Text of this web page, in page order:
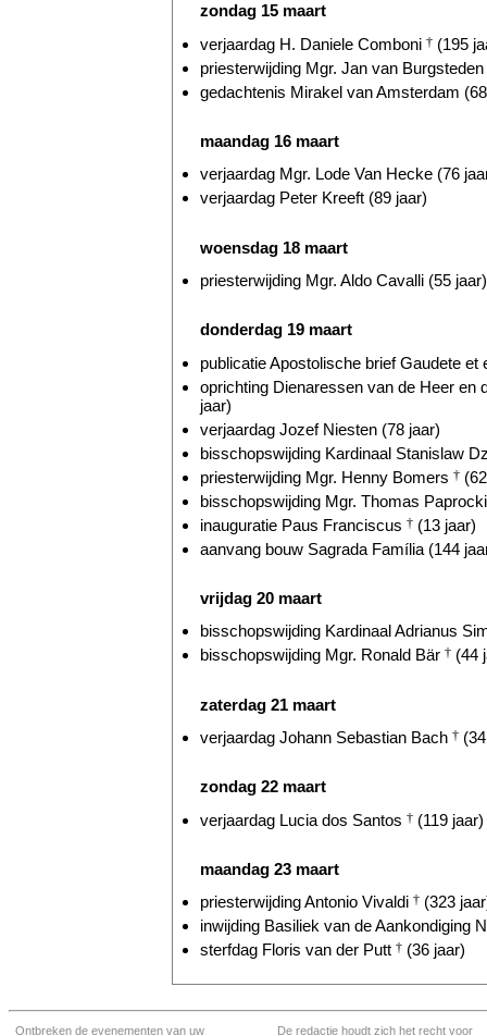
zondag 15 maart
verjaardag H. Daniele Comboni † (195
priesterwijding Mgr. Jan van
gedachtenis Mirakel van Amsterdam
maandag 16 maart
verjaardag Mgr. Lode Van Hecke (76
verjaardag Peter Kreeft (89 jaar)
woensdag 18 maart
priesterwijding Mgr. Aldo Cavalli (55 jaar)
donderdag 19 maart
publicatie Apostolische brief Gaudete et
oprichting Dienaressen van de Heer en
jaar)
verjaardag Jozef Niesten (78 jaar)
bisschopswijding Kardinaal Stanislaw
priesterwijding Mgr. Henny Bomers †
bisschopswijding Mgr. Thomas
inauguratie Paus Franciscus † (13 jaar)
aanvang bouw Sagrada Família (144
vrijdag 20 maart
bisschopswijding Kardinaal Adrianus
bisschopswijding Mgr. Ronald Bär † (44
zaterdag 21 maart
verjaardag Johann Sebastian Bach †
zondag 22 maart
verjaardag Lucia dos Santos † (119 jaar)
maandag 23 maart
priesterwijding Antonio Vivaldi † (323
inwijding Basiliek van de Aankondiging
sterfdag Floris van der Putt † (36 jaar)
Ontbreken de evenementen van uw De redactie houdt zich het recht voor